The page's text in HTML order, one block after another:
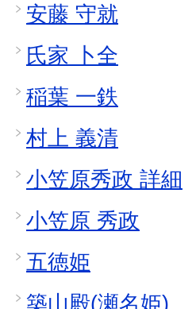
安藤 守就
氏家 卜全
稲葉 一鉄
村上 義清
小笠原秀政 詳細
小笠原 秀政
五徳姫
築山殿(瀬名姫)